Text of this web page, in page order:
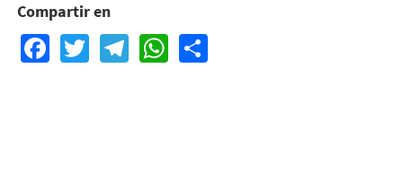
Compartir en
Facebook
TwitterTelegram
WhatsApp
Share